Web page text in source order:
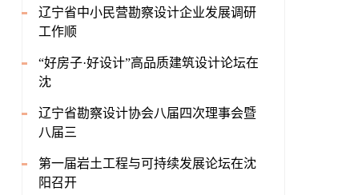
辽宁省中小民营勘察设计企业发展调研
工作顺
“好房子·好设计”高品质建筑设计论坛在
沈
辽宁省勘察设计协会八届四次理事会暨
八届三
第一届岩土工程与可持续发展论坛在沈
阳召开